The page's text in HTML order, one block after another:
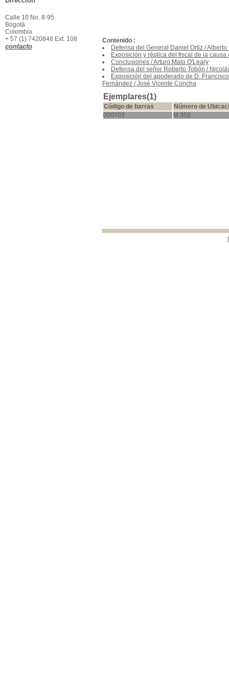
Contenido :
Defensa del General Daniel Ortiz /Alberto
Exposición y réplica del fiscal de la
Conclusiones /Arturo Malo O'Leary
Defensa del señor Roberto Tobón /
Exposición del apoderado de D.
Fernández /José Vicente Concha
Ejemplares(1)
Código de barras
Número de
000703
M 358
Calle 10 No. 8-95
Bogotá
Colombia
+ 57 (1) 7420848 Ext. 108
contacto